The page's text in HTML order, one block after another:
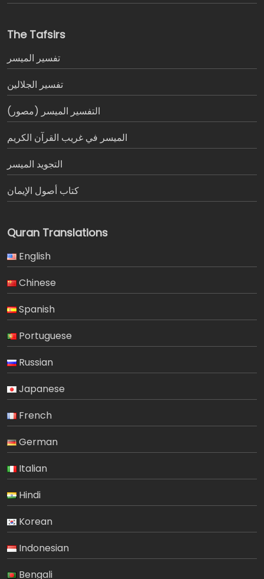
The Tafsirs
تفسير المیسر
تفسير الجلالين
التفسير الميسر (مصور)
الميسر في غريب القرآن الكريم
التجويد الميسر
كتاب أصول الإيمان
Quran Translations
English
Chinese
Spanish
Portuguese
Russian
Japanese
French
German
Italian
Hindi
Korean
Indonesian
Bengali